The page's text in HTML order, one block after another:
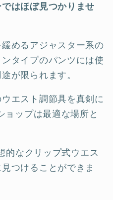
はほぼ見つかりませ
めるアジャスター系の
タイプのパンツには使
が限られます。
エスト調節具を真剣に
ョップは最適な場所と
的なクリップ式ウエス
つけることができま